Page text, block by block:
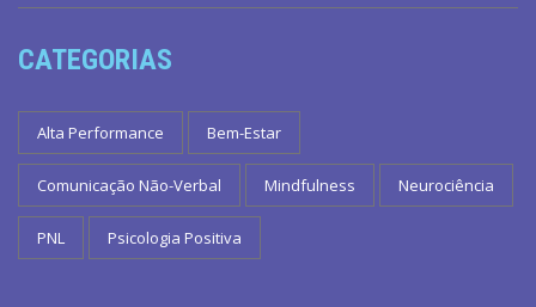
CATEGORIAS
Alta Performance Bem-Estar
Comunicação Não-Verbal Mindfulness Neurociência
PNL Psicologia Positiva